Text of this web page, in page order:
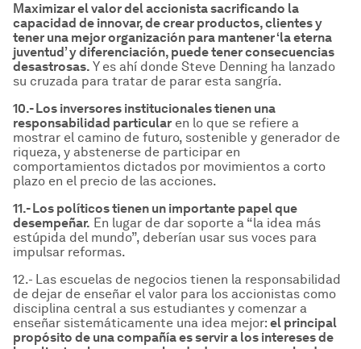
Maximizar el valor del accionista sacrificando la
capacidad de innovar, de crear productos, clientes y
tener una mejor organización para mantener‘la eterna
juventud’y diferenciación, puede tener consecuencias
desastrosas. Y es ahí donde Steve Denning ha lanzado
su cruzada para tratar de parar esta sangría.
10.- Los inversores institucionales tienen una
responsabilidad particular en lo que se refiere a
mostrar el camino de futuro, sostenible y generador de
riqueza, y abstenerse de participar en
comportamientos dictados por movimientos a corto
plazo en el precio de las acciones.
11.- Los políticos tienen un importante papel que
desempeñar. En lugar de dar soporte a “la idea más
estúpida del mundo”, deberían usar sus voces para
impulsar reformas.
12.- Las escuelas de negocios tienen la responsabilidad
de dejar de enseñar el valor para los accionistas como
disciplina central a sus estudiantes y comenzar a
enseñar sistemáticamente una idea mejor: el principal
propósito de una compañía es servir a los intereses de